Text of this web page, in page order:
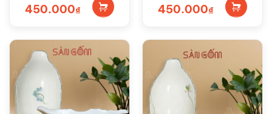
450.000₫ 450.000₫